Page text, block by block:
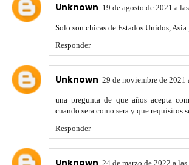
Unknown 19 de agosto de 2021 a
Solo son chicas de Estados Unidos, Asia
Responder
Unknown 29 de noviembre de 2021
una pregunta de que años acepta
cuando sera como sera y que requisitos
Responder
Unknown 24 de marzo de 2022 a